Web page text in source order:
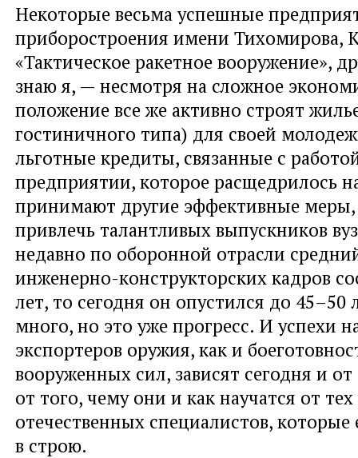
Некоторые весьма успешные
приборостроения имени Тихомирова,
«Тактическое ракетное вооружение»,
знаю я, — несмотря на сложное
положение все же активно строят
гостиничного типа) для своей
льготные кредиты, связанные с
предприятии, которое расщедрилось
принимают другие эффективные
привлечь талантливых выпускников
недавно по оборонной отрасли
инженерно-конструкторских кадров
лет, то сегодня он опустился до 45–50
много, но это уже прогресс. И успехи
экспортеров оружия, как и
вооруженных сил, зависят сегодня и от
от того, чему они и как научатся от
отечественных специалистов,
в строю.